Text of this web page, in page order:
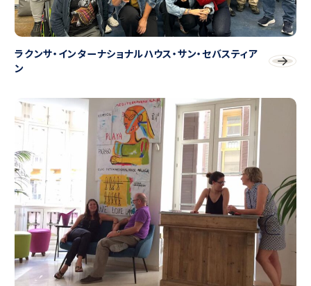
ラクンサ・インターナショナルハウス・サン・セバスティア
ン